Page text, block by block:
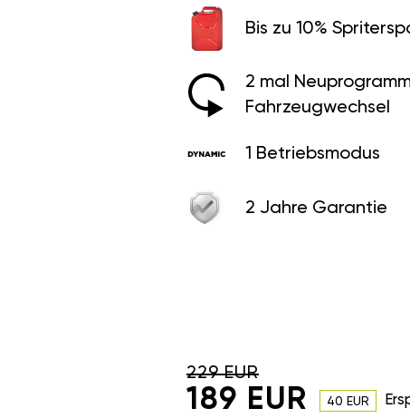
Bis zu 10%
2 mal
Fahrzeugwechsel
1 Betriebsmodus
2 Jahre Garantie
229 EUR
189 EUR 40 EUR